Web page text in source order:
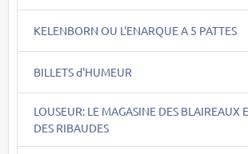
KELENBORN OU L'ENARQUE A 5 PATTES
BILLETS d'HUMEUR
LOUSEUR: LE MAGASINE DES BLAIREAUX
DES RIBAUDES